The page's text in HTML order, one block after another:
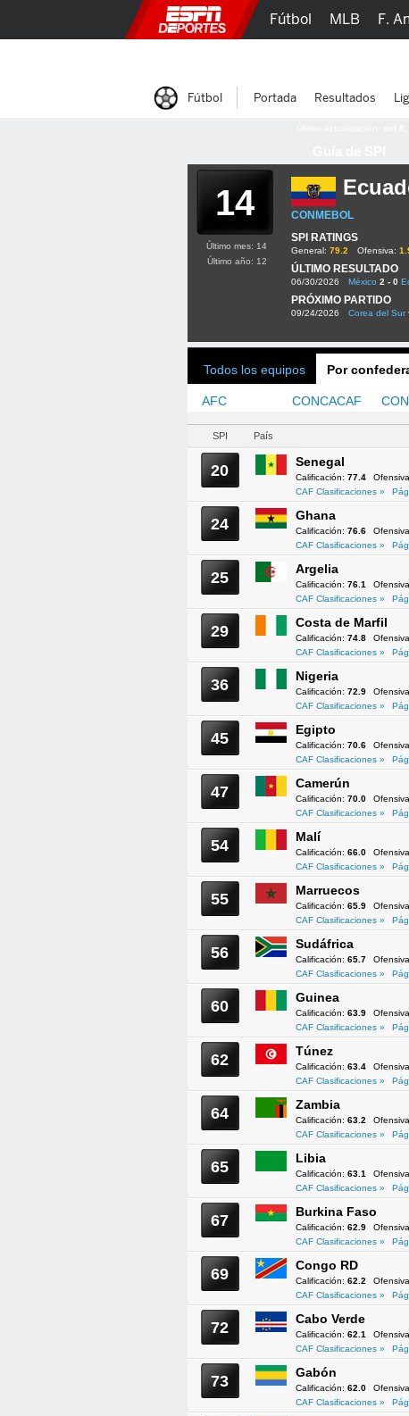
14
CONMEBOL
SPI RATINGS
General: 79.2 Ofensiva:
ÚLTIMO RESULTADO
06/30/2026 México 2 - 0
PRÓXIMO PARTIDO
09/24/2026 Corea del Sur
Último mes: 14
Último año: 12
Todos los equipos Por
AFC CONCACAF
SPI
País
20 Senegal
Calificación: 77.4
CAF Clasificaciones »
24 Ghana
Calificación: 76.6
CAF Clasificaciones »
25 Argelia
Calificación: 76.1
CAF Clasificaciones »
29 Costa de Marfil
Calificación: 74.8
CAF Clasificaciones »
36 Nigeria
Calificación: 72.9
CAF Clasificaciones »
45 Egipto
Calificación: 70.6
CAF Clasificaciones »
47 Camerún
Calificación: 70.0
CAF Clasificaciones »
54 Malí
Calificación: 66.0
CAF Clasificaciones »
55 Marruecos
Calificación: 65.9
CAF Clasificaciones »
56 Sudáfrica
Calificación: 65.7
CAF Clasificaciones »
60 Guinea
Calificación: 63.9
CAF Clasificaciones »
62 Túnez
Calificación: 63.4
CAF Clasificaciones »
64 Zambia
Calificación: 63.2
CAF Clasificaciones »
65 Libia
Calificación: 63.1
CAF Clasificaciones »
67 Burkina Faso
Calificación: 62.9
CAF Clasificaciones »
69 Congo RD
Calificación: 62.2
CAF Clasificaciones »
72 Cabo Verde
Calificación: 62.1
CAF Clasificaciones »
73 Gabón
Calificación: 62.0
CAF Clasificaciones »
Fútbol MLB F.
Fútbol Portada Resultados